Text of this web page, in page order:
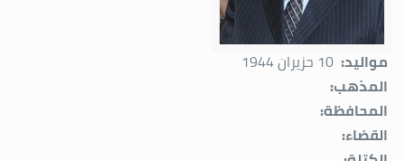
مواليد: 10 حزيران 1944
المذهب:
المحافظة:
القضاء: